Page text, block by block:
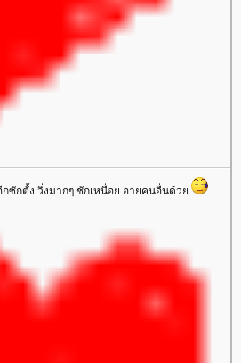
ซักตั้ง วิ่งมากๆ ชักเหนื่อย อายคนอื่นด้ว